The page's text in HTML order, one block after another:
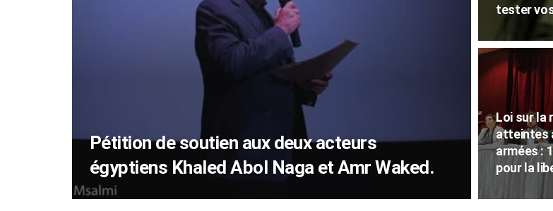
Pétition de soutien aux deux acteurs
égyptiens Khaled Abol Naga et Amr Waked.
tester
Loi sur la
atteintes
armées :
pour la